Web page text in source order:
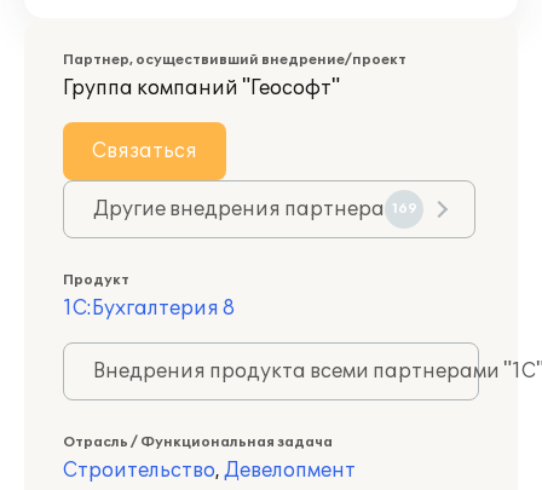
Партнер, осуществивший внедрение/проект
Группа компаний "Геософт"
Связаться
Другие внедрения партнера 169
Продукт
1С:Бухгалтерия 8
Внедрения продукта всеми партнерами
Отрасль / Функциональная задача
Строительство, Девелопмент